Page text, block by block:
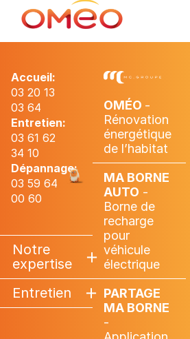
Accueil:
03 20 13
03 64
Entretien:
03 61 62
34 10
Dépannage:
03 59 64
00 60
Notre
expertise
Entretien
OMÉO -
Rénovation
énergétique
de l’habitat
MA BORNE
AUTO -
Borne de
recharge
pour
véhicule
électrique
PARTAGE
MA BORNE
-